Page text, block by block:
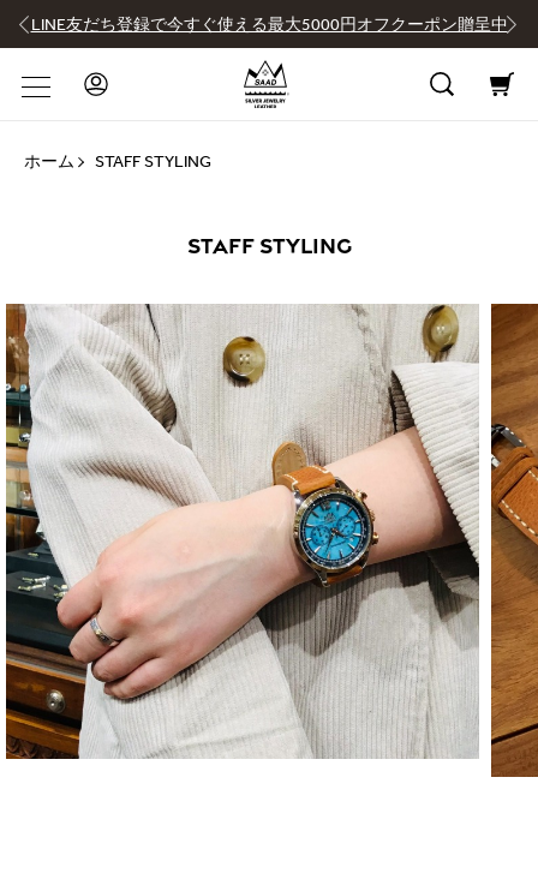
LINE友だち登録で今すぐ使える最大5000円オフクーポン贈呈中
ホーム STAFF STYLING
STAFF STYLING